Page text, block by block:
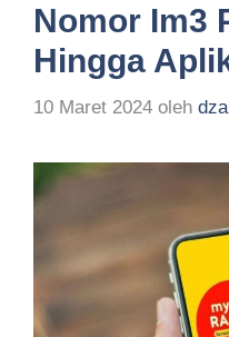
Nomor Im3
Hingga
10 Maret 2024 oleh